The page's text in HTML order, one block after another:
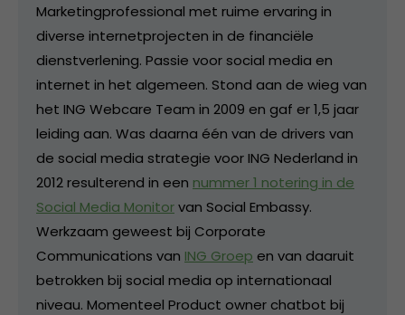
Marketingprofessional met ruime ervaring in
diverse internetprojecten in de financiële
dienstverlening. Passie voor social media en
internet in het algemeen. Stond aan de wieg van
het ING Webcare Team in 2009 en gaf er 1,5 jaar
leiding aan. Was daarna één van de drivers van
de social media strategie voor ING Nederland in
2012 resulterend in een nummer 1 notering in de
Social Media Monitorvan Social Embassy.
Werkzaam geweest bij Corporate
Communications van ING Groep en van daaruit
betrokken bij social media op internationaal
niveau. Momenteel Product owner chatbot bij